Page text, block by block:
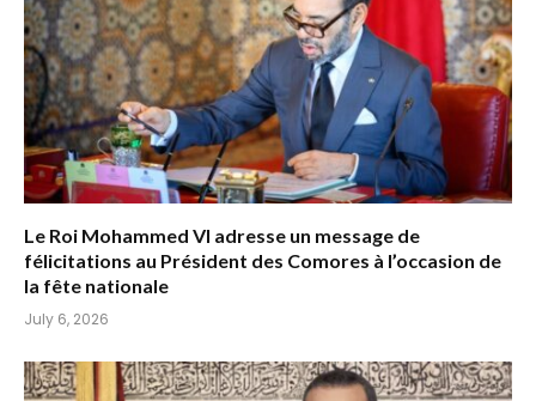
Le Roi Mohammed VI adresse un message de
félicitations au Président des Comores à l’occasion de
la fête nationale
July 6, 2026